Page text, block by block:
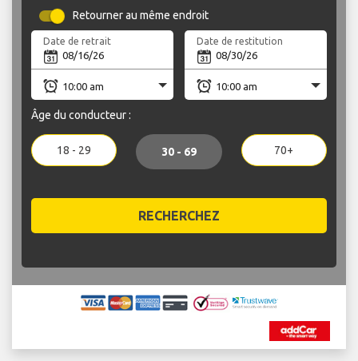
Retourner au même endroit
Date de retrait Date de restitution
Âge du conducteur :
18 - 29 30 - 69 70+
RECHERCHEZ